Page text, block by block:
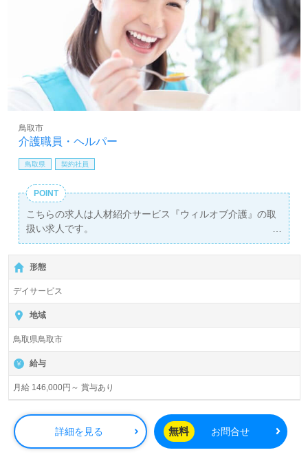
介護職員・ヘルパー
鳥取市
鳥取県 契約社員
POINT
こちらの求人は人材紹介サービス『ウィルオブ介護』の取
扱い求人です。
詳細に関してお気軽にご相談ください♪
【無料】で皆さんの転職活動をサポートいたします。
形態
デイサービス
地域
鳥取県鳥取市
給与
月給 146,000円～ 賞与あり
詳細を見る 無料 お問合せ